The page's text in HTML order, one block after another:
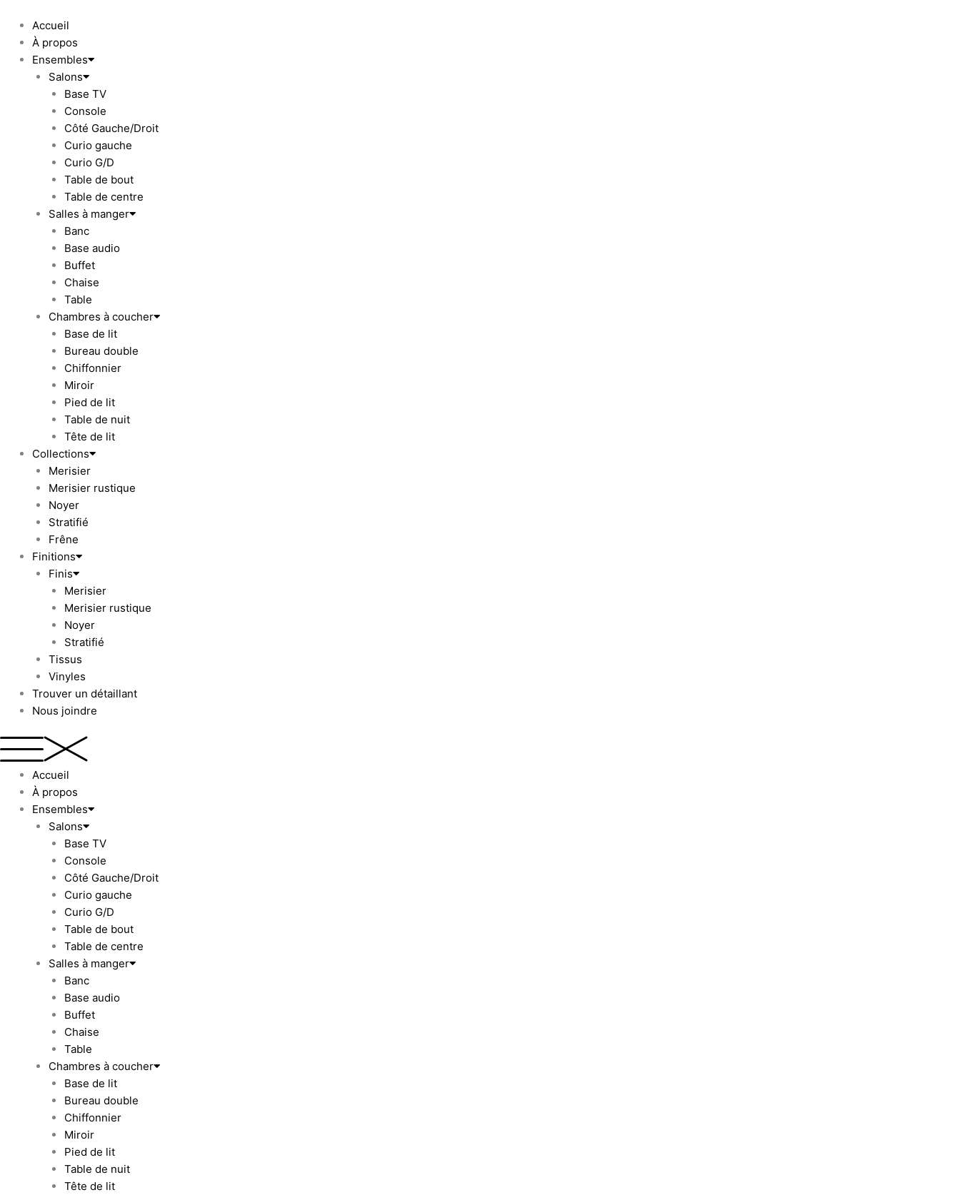
contenu
Accueil
À propos
Ensembles
Salons
Base TV
Console
Côté Gauche/Droit
Curio gauche
Curio G/D
Table de bout
Table de centre
Salles à manger
Banc
Base audio
Buffet
Chaise
Table
Chambres à coucher
Base de lit
Bureau double
Chiffonnier
Miroir
Pied de lit
Table de nuit
Tête de lit
Collections
Merisier
Merisier rustique
Noyer
Stratifié
Frêne
Finitions
Finis
Merisier
Merisier rustique
Noyer
Stratifié
Tissus
Vinyles
Trouver un détaillant
Nous joindre
Accueil
À propos
Ensembles
Salons
Base TV
Console
Côté Gauche/Droit
Curio gauche
Curio G/D
Table de bout
Table de centre
Salles à manger
Banc
Base audio
Buffet
Chaise
Table
Chambres à coucher
Base de lit
Bureau double
Chiffonnier
Miroir
Pied de lit
Table de nuit
Tête de lit